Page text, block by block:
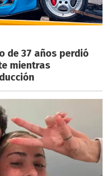
de 37 años perdió
mientras